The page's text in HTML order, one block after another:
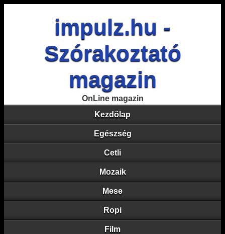
impulz.hu -
Szórakoztató
magazin
OnLine magazin
Kezdőlap
Egészség
Cetli
Mozaik
Mese
Ropi
Film